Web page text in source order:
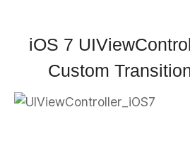
iOS 7
Custom